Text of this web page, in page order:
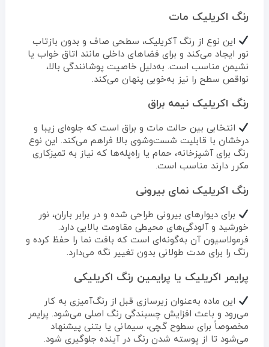
رنگ اکریلیک مات
این نوع از رنگ آکریلیک، سطحی صاف و بدون بازتاب
نور ایجاد می‌کند و برای فضاهای داخلی مانند اتاق خواب یا
نشیمن مناسب است. به‌دلیل خاصیت پوشانندگی بالا،
نواقص سطح را نیز به‌خوبی پنهان می‌کند.
رنگ اکریلیک نیمه براق
انتخابی بین حالت مات و براق است که جلوه‌ای زیبا و
درخشان با قابلیت شست‌وشوی بالا فراهم می‌کند. این نوع
رنگ برای آشپزخانه، حمام یا راه‌پله‌ها که نیاز به تمیزکاری
مکرر دارند مناسب است.
رنگ اکریلیک نمای بیرونی
برای دیوارهای بیرونی طراحی شده و در برابر باران، نور
خورشید و آلودگی‌های محیطی مقاومت بالایی دارد.
فرمولاسیون آن به‌گونه‌ای است که بافت نما را حفظ کرده و
رنگ را برای مدت طولانی بدون تغییر نگه می‌دارد.
پرایمر اکریلیک یا پرایمین رنگ اکریلیکی
این ماده به‌عنوان زیرسازی قبل از رنگ‌آمیزی به کار
می‌رود و باعث افزایش چسبندگی رنگ اصلی می‌شود. پرایمر
مخصوصاً برای سطوح گچی، سیمانی یا بتنی پیشنهاد
می‌شود تا از پوسته شدن رنگ در آینده جلوگیری شود.